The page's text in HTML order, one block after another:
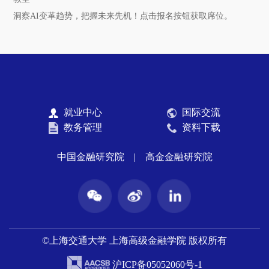
洞察AI变革趋势，把握未来先机！点击报名按钮获取席位。
就业中心
国际交流
教务管理
资料下载
中国金融研究院 | 高金金融研究院
©上海交通大学 上海高级金融学院 版权所有
沪ICP备05052060号-1